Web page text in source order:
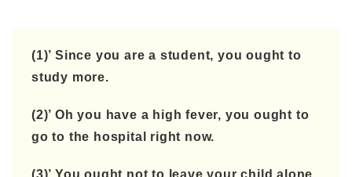
(1)’ Since you are a student, you ought to
study more.
(2)’ Oh you have a high fever, you ought to
go to the hospital right now.
(3)’ You ought not to leave your child alone